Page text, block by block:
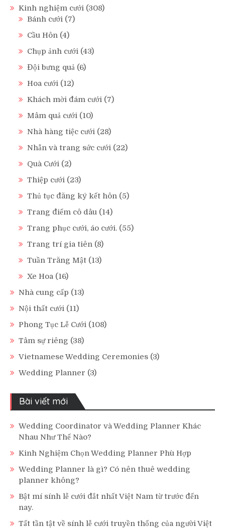
Kinh nghiệm cưới (308)
Bánh cưới (7)
Cầu Hôn (4)
Chụp ảnh cưới (43)
Đội bưng quả (6)
Hoa cưới (12)
Khách mời đám cưới (7)
Mâm quả cưới (10)
Nhà hàng tiệc cưới (28)
Nhẫn và trang sức cưới (22)
Quà Cưới (2)
Thiệp cưới (23)
Thủ tục đăng ký kết hôn (5)
Trang điểm cô dâu (14)
Trang phục cưới, áo cưới. (55)
Trang trí gia tiên (8)
Tuần Trăng Mật (13)
Xe Hoa (16)
Nhà cung cấp (13)
Nội thất cưới (11)
Phong Tục Lễ Cưới (108)
Tâm sự riêng (38)
Vietnamese Wedding Ceremonies (3)
Wedding Planner (3)
Bài viết mới
Wedding Coordinator và Wedding Planner Khác
Nhau Như Thế Nào?
Kinh Nghiệm Chọn Wedding Planner Phù Hợp
Wedding Planner là gì? Có nên thuê wedding
planner không?
Bật mí sính lễ cưới đắt nhất Việt Nam từ trước đến
nay.
Tất tần tật về sính lễ cưới truyền thống của người Việt